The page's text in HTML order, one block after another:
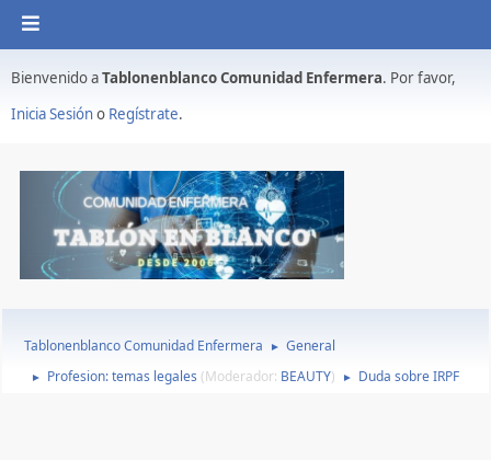
Bienvenido aTablonenblanco Comunidad Enfermera. Por favor,
Inicia Sesióno Regístrate.
Tablonenblanco Comunidad Enfermera ► General
► Profesion: temas legales (Moderador: BEAUTY) ► Duda sobre IRPF